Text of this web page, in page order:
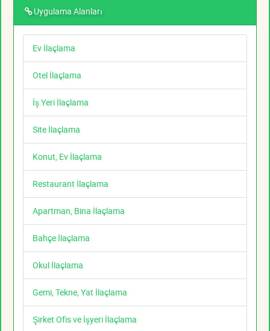
Uygulama Alanları
Ev İlaçlama
Otel İlaçlama
İş Yeri İlaçlama
Site İlaçlama
Konut, Ev İlaçlama
Restaurant İlaçlama
Apartman, Bina İlaçlama
Bahçe İlaçlama
Okul İlaçlama
Gemi, Tekne, Yat İlaçlama
Şirket Ofis ve İşyeri İlaçlama